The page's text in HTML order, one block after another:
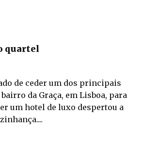
quartel
de ceder um dos principais
da Graça, em Lisboa, para
um hotel de luxo despertou a